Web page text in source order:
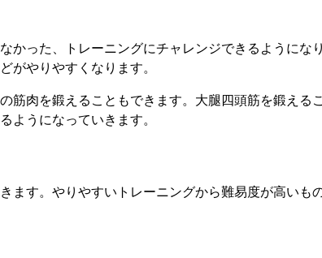
かった、トレーニングにチャレンジできるようにな
がやりやすくなります。
筋肉を鍛えることもできます。大腿四頭筋を鍛える
ようになっていきます。
ます。やりやすいトレーニングから難易度が高いも